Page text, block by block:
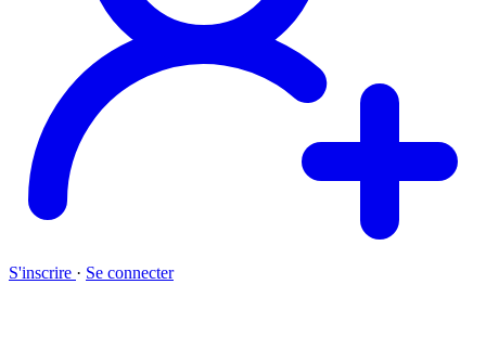
S'inscrire · Se connecter